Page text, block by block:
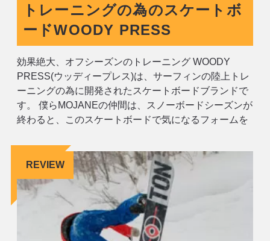
トレーニングの為のスケートボ
ードWOODY PRESS
効果絶大、オフシーズンのトレーニング WOODY
PRESS(ウッディープレス)は、サーフィンの陸上トレ
ーニングの為に開発されたスケートボードブランドで
す。 僕らMOJANEの仲間は、スノーボードシーズンが
終わると、このスケートボードで気になるフォームを
トレとして活用しています。 WOODY
PRESS/CARVE 18500円+
REVIEW